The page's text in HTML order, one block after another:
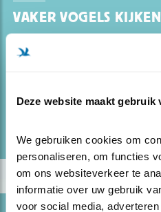
Deze website maakt gebruik
We gebruiken cookies om
personaliseren, om functies
om ons websiteverkeer te
informatie over uw gebruik
voor social media,
VAKER VOGELS
Als je tuin je
rijkdom vogels zijn.
lees meer